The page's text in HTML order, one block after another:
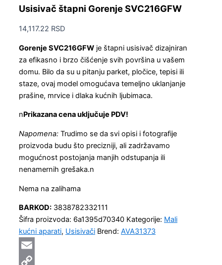
Usisivač štapni Gorenje SVC216GFW
14,117.22 RSD
Gorenje SVC216GFW je štapni usisivač dizajniran
za efikasno i brzo čišćenje svih površina u vašem
domu. Bilo da su u pitanju parket, pločice, tepisi ili
staze, ovaj model omogućava temeljno uklanjanje
prašine, mrvice i dlaka kućnih ljubimaca.
nPrikazana cena uključuje PDV!
Napomena: Trudimo se da svi opisi i fotografije
proizvoda budu što precizniji, ali zadržavamo
mogućnost postojanja manjih odstupanja ili
nenamernih grešaka.n
Nema na zalihama
BARKOD: 3838782332111
Šifra proizvoda: 6a1395d70340 Kategorije: Mali
kućni aparati, Usisivači Brend: AVA31373
Email